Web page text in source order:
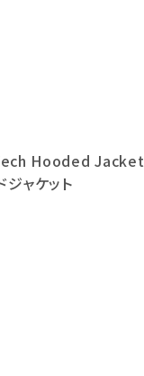
Hooded Jacket
ジャケット